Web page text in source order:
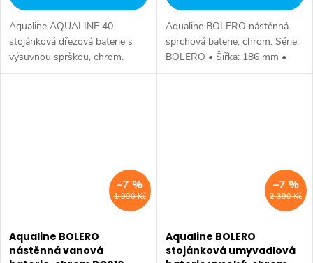
Aqualine AQUALINE 40
stojánková dřezová baterie s
výsuvnou sprškou, chrom.
Výška: 164 mm • Hloubka: 204
Aqualine BOLERO nástěnná
sprchová baterie, chrom. Série:
BOLERO • Šířka: 186 mm •
Výška: 111 mm • Hloubka: 138
1 990 Kč
–7 %
Aqualine BOLERO
nástěnná vanová
2 390 Kč
–7 %
Aqualine BOLERO
stojánková umyvadlová